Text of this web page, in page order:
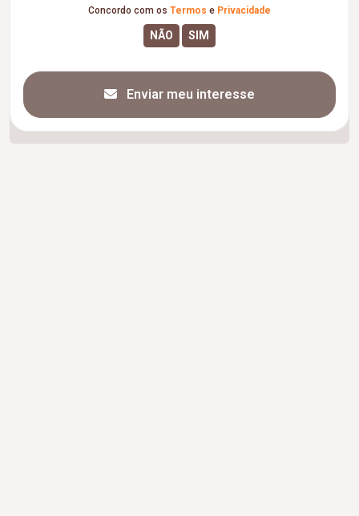
Concordo com os Termos e Privacidade
Enviar meu interesse